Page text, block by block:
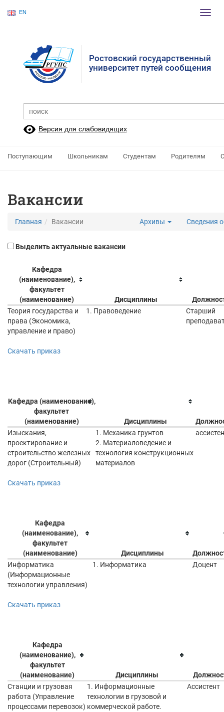
EN
Ростовский государственный
университет путей сообщения
Версия для слабовидящих
Поступающим Школьникам Студентам Родителям
Вакансии
Главная Вакансии Сведения
Архивы
Выделить актуальные вакансии
Кафедра
(наименование),
факультет
(наименование)
Дисциплины
Теория государства и
права (Экономика,
управление и право)
1. Правоведение
Старший
Скачать приказ
Кафедра (наименование),
факультет
(наименование)
Дисциплины
Изыскания,
проектирование и
строительство железных
дорог (Строительный)
1. Механика грунтов
2. Материаловедение и
технология конструкционных
материалов
Скачать приказ
Кафедра
(наименование),
факультет
(наименование)
Дисциплины
Информатика
(Информационные
технологии управления)
1. Информатика Доцент
Скачать приказ
Кафедра
(наименование),
факультет
(наименование)
Дисциплины
Станции и грузовая
работа (Управление
процессами перевозок)
1. Информационные
технологии в грузовой и
коммерческой работе.
Ассистент